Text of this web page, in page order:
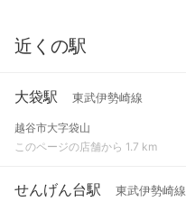
近くの駅
大袋駅 東武伊勢崎線
越谷市大字袋山
このページの店舗から 1.7 km
せんげん台駅 東武伊勢崎線